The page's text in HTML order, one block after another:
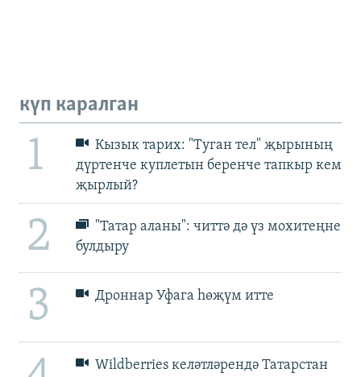
күп каралган
1
Кызык тарих: "Туган тел" җырының
дүртенче куплетын беренче тапкыр кем
җырлый?
2
"Татар аланы": читтә дә үз мохитеңне
булдыру
3 Дроннар Уфага һөҗүм итте
Wildberries келәтләрендә Татарстан